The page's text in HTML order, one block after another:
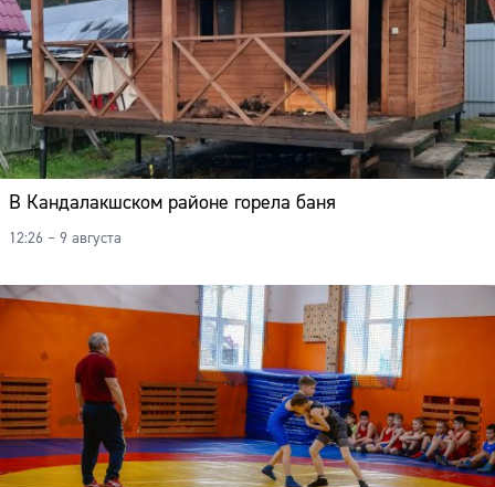
В Кандалакшском районе горела баня
12:26 – 9 августа